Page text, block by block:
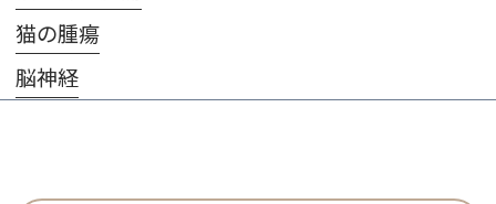
猫の腫瘍
脳神経